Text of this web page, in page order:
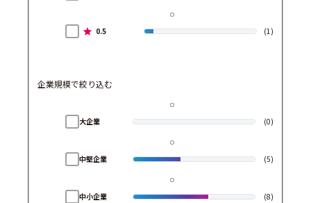
0.5 (1)
企業規模で絞り込む
大企業 (0)
中堅企業 (5)
中小企業 (8)